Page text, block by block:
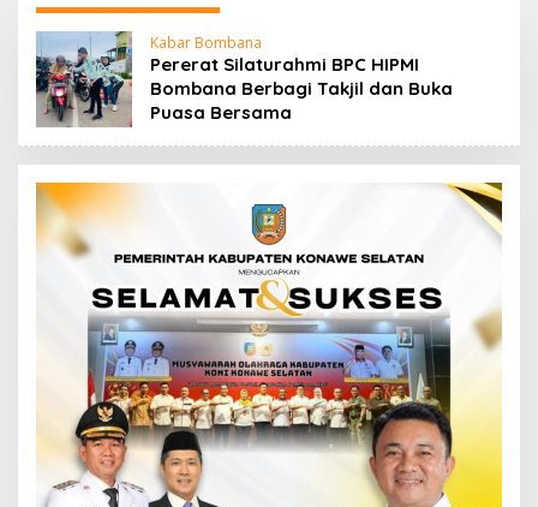
Kabar Bombana
Pererat Silaturahmi BPC HIPMI
Bombana Berbagi Takjil dan Buka
Puasa Bersama